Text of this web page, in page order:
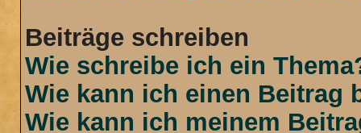
Beiträge schreiben
Wie schreibe ich ein
Wie kann ich einen Beitrag
Wie kann ich meinem